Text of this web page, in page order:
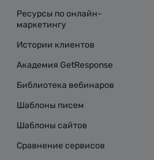
Ресурсы по онлайн-
маркетингу
Истории клиентов
Академия GetResponse
Библиотека вебинаров
Шаблоны писем
Шаблоны сайтов
Сравнение сервисов